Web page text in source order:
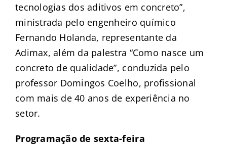
tecnologias dos aditivos em concreto”,
ministrada pelo engenheiro químico
Fernando Holanda, representante da
Adimax, além da palestra “Como nasce um
concreto de qualidade”, conduzida pelo
professor Domingos Coelho, profissional
com mais de 40 anos de experiência no
setor.
Programação de sexta-feira